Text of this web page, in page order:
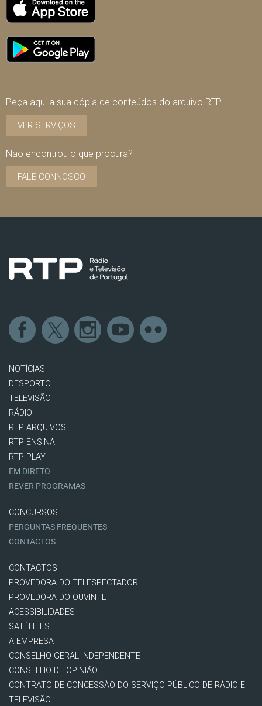
Peça aqui a sua cópia de conteúdos do arquivo RTP
VER SERVIÇOS
Não encontrou o que procura?
FALE CONNOSCO
NOTÍCIAS
DESPORTO
TELEVISÃO
RÁDIO
RTP ARQUIVOS
RTP ENSINA
RTP PLAY
EM DIRETO
REVER PROGRAMAS
CONCURSOS
PERGUNTAS FREQUENTES
CONTACTOS
CONTACTOS
PROVEDORA DO TELESPECTADOR
PROVEDORA DO OUVINTE
ACESSIBILIDADES
SATÉLITES
A EMPRESA
CONSELHO GERAL INDEPENDENTE
CONSELHO DE OPINIÃO
CONTRATO DE CONCESSÃO DO SERVIÇO PÚBLICO DE RÁDIO E
TELEVISÃO